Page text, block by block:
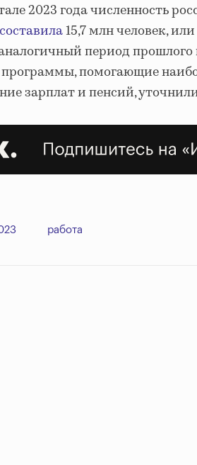
2023 года численность
составила15,7 млн человек,
аналогичный период
помогающие
зарплат и пенсий,
работа